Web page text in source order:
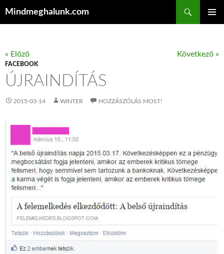
Mindmeghalunk.com
« Előző Következő »
FACEBOOK
ÚJRAINDÍTÁS
2015-03-14 WINTER HOZZÁSZÓLÁS MOST!